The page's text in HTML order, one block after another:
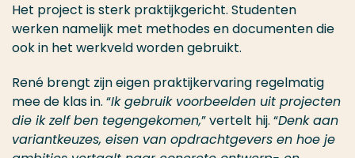
Het project is sterk praktijkgericht. Studenten
werken namelijk met methodes en documenten die
ook in het werkveld worden gebruikt.
René brengt zijn eigen praktijkervaring regelmatig
mee de klas in. “Ik gebruik voorbeelden uit projecten
die ik zelf ben tegengekomen,” vertelt hij. “Denk aan
variantkeuzes, eisen van opdrachtgevers en hoe je